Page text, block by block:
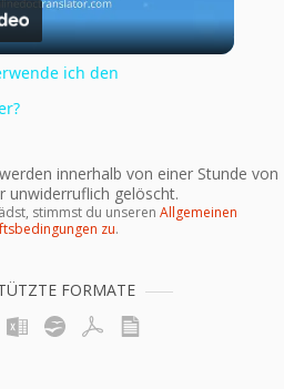
Video
ich den
innerhalb von einer Stunde von
unwiderruflich gelöscht.
stimmst du unseren Allgemeinen
zu.
FORMATE